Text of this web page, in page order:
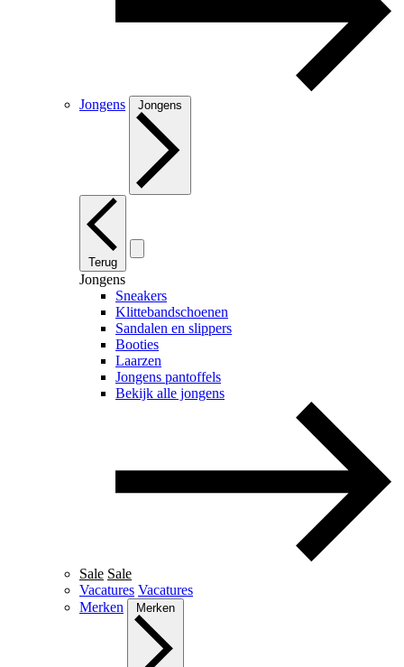
Jongens Jongens
Terug
Jongens
Sneakers
Klittebandschoenen
Sandalen en slippers
Booties
Laarzen
Jongens pantoffels
Bekijk alle jongens
Sale Sale
Vacatures Vacatures
Merken
Merken